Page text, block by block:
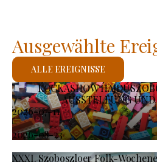
KOCKASHOW
AUSSTELLUNG
2026-07-11
-
2026-08-23
XXXI. Szoboszloer Folk-
Ausgewählte
ALLE EREIGNISSE